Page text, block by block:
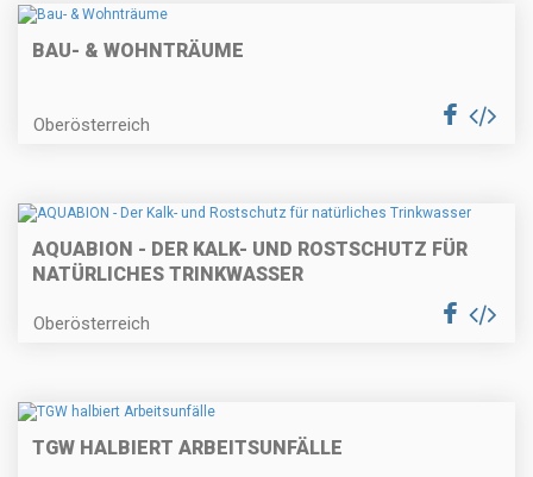
BAU- & WOHNTRÄUME
Oberösterreich
AQUABION - DER KALK- UND ROSTSCHUTZ FÜR
NATÜRLICHES TRINKWASSER
Oberösterreich
TGW HALBIERT ARBEITSUNFÄLLE